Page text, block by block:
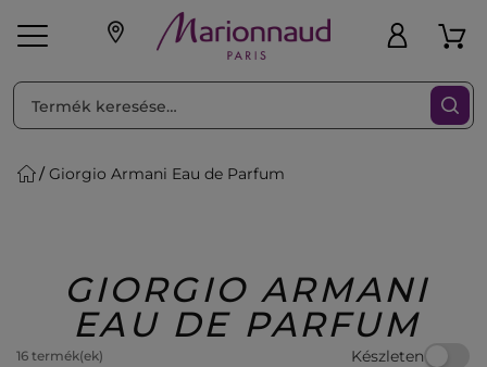
Parfüm
Beauty
Giorgio Armani Eau de Parfum
GIORGIO ARMANI
EAU DE PARFUM
16 termék(ek) Készleten
RENDEZéS Szűrő